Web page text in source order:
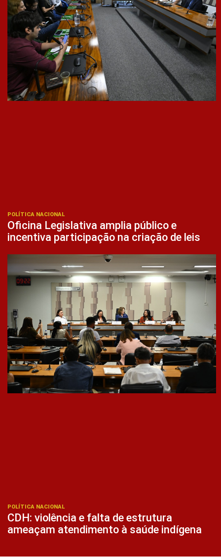
POLÍTICA NACIONAL
Oficina Legislativa amplia público e
incentiva participação na criação de leis
POLÍTICA NACIONAL
CDH: violência e falta de estrutura
ameaçam atendimento à saúde indígena